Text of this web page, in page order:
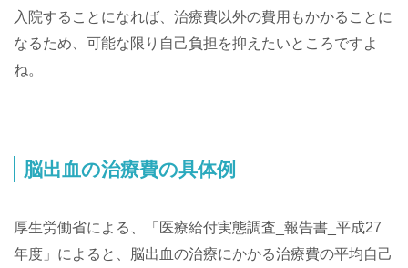
入院することになれば、治療費以外の費用もかかることに
なるため、可能な限り自己負担を抑えたいところですよ
ね。
脳出血の治療費の具体例
厚生労働省による、「医療給付実態調査_報告書_平成27
年度」によると、脳出血の治療にかかる治療費の平均自己